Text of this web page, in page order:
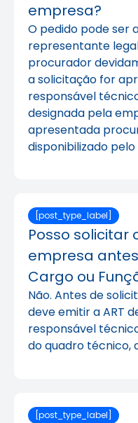
empresa?
O pedido pode ser
representante
procurador
a solicitação for
responsável
designada pela
apresentada
disponibilizado pelo
[post_type_label]
Posso solicitar
empresa
Cargo ou
Não. Antes de
deve emitir a ART
responsável
do quadro técnico,
[post_type_label]